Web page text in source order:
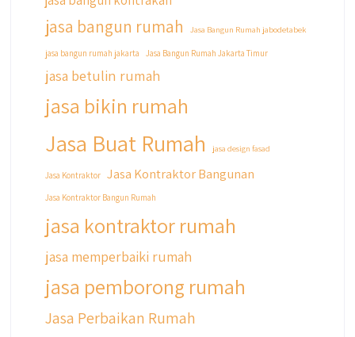
Untuk informasi lebih lanjut terkait program
di bio yaa
#jasabangunrumahjakarta
#jasarenovasirumahjakarta
#kontraktorjakarta #kontraktorbangunan
#kontraktorbangunanjakarta
#kontraktorbekasi #kontraktorinteriorjakarta
#jasabangunrumahdepok
#jasarenovasirumahbekasi
#jasadesainrumahmurah
#jasadesainrumahjakarta
#kontraktorbangunanjabodetabek
#jasabangunrumahjabodetabek
#qyusipersada
jasa bangun rumah Jasa Bangun Rumah jabodetabek
jasa bangun rumah jakarta Jasa Bangun Rumah Jakarta Timur
jasa betulin rumah
jasa bikin rumah
Jasa Buat Rumah jasa design fasad
Jasa Kontraktor Jasa Kontraktor Bangunan
Jasa Kontraktor Bangun Rumah
jasa kontraktor rumah
jasa memperbaiki rumah
jasa pemborong rumah
Jasa Perbaikan Rumah